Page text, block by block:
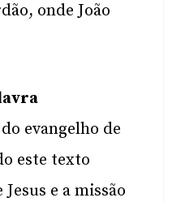
onde João
evangelho de
este texto
e a missão